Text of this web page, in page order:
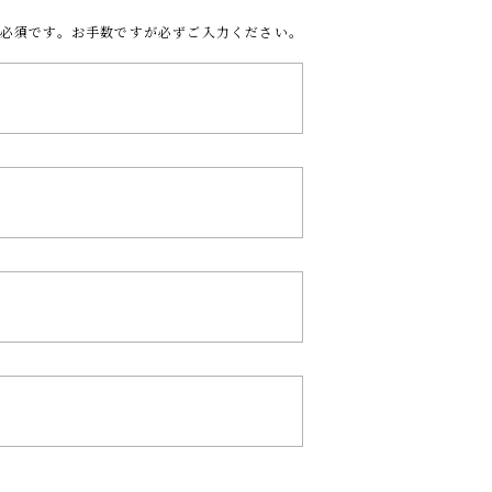
須です。お手数ですが必ずご入力ください。